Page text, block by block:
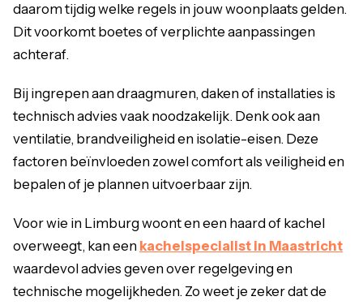
daarom tijdig welke regels in jouw woonplaats gelden.
Dit voorkomt boetes of verplichte aanpassingen
achteraf.
Bij ingrepen aan draagmuren, daken of installaties is
technisch advies vaak noodzakelijk. Denk ook aan
ventilatie, brandveiligheid en isolatie-eisen. Deze
factoren beïnvloeden zowel comfort als veiligheid en
bepalen of je plannen uitvoerbaar zijn.
Voor wie in Limburg woont en een haard of kachel
overweegt, kan een kachelspecialist in Maastricht
waardevol advies geven over regelgeving en
technische mogelijkheden. Zo weet je zeker dat de